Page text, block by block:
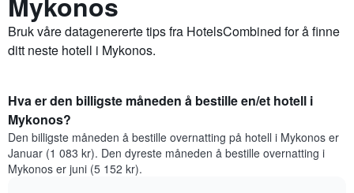
Bruk våre datagenererte tips fra HotelsCombined for å finne
ditt neste hotell i Mykonos.
Hva er den billigste måneden å bestille en/et hotell i
Mykonos?
Den billigste måneden å bestille overnatting på hotell i Mykonos er
Januar (1 083 kr). Den dyreste måneden å bestille overnatting i
Mykonos er juni (5 152 kr).